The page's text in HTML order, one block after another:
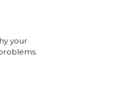
your